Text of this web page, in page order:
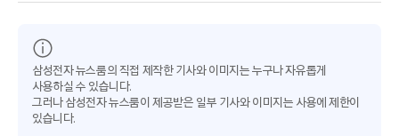
삼성전자 뉴스룸의 직접 제작한 기사와 이미지는 누구나 자유롭게
사용하실 수 있습니다.
그러나 삼성전자 뉴스룸이 제공받은 일부 기사와 이미지는 사용에 제한이
있습니다.